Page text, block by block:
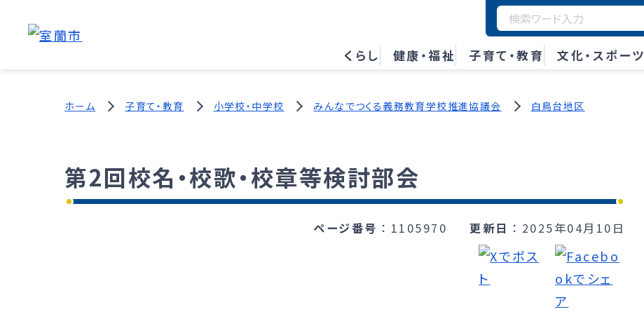
くらし 健康・福祉 子育て・教育 文化・スポーツ
ホーム 子育て・教育 小学校・中学校 みんなでつくる義務教育学校推進協議会 白鳥台地区
第2回校名・校歌・校章等検討部会
ページ番号 1105970 更新日 2025年04月10日